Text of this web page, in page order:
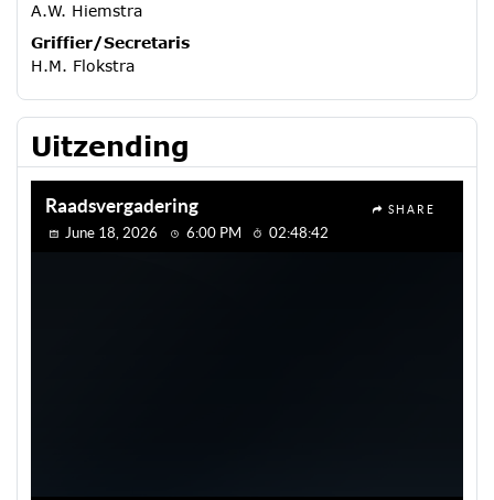
A.W. Hiemstra
Griffier/Secretaris
H.M. Flokstra
Uitzending